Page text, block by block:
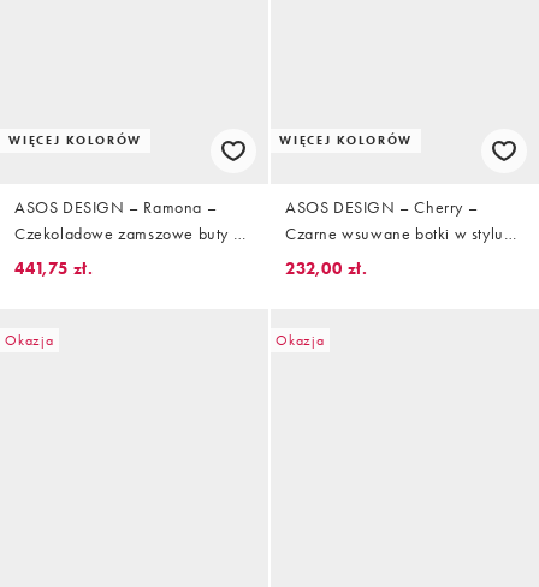
WIĘCEJ KOLORÓW
ASOS DESIGN – Ramona –
Czekoladowe zamszowe buty do
kostki na obcasie z
441,75 zł.
WIĘCEJ KOLORÓW
ASOS DESIGN – Cherry –
Czarne wsuwane botki w stylu
trucker
232,00 zł.
Okazja Okazja